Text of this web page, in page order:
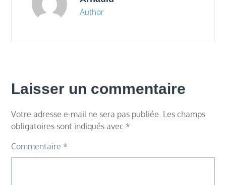
Author
Laisser un commentaire
Votre adresse e-mail ne sera pas publiée. Les champs
obligatoires sont indiqués avec *
Commentaire *